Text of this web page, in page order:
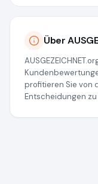
Über
profitieren Sie von
Entscheidungen